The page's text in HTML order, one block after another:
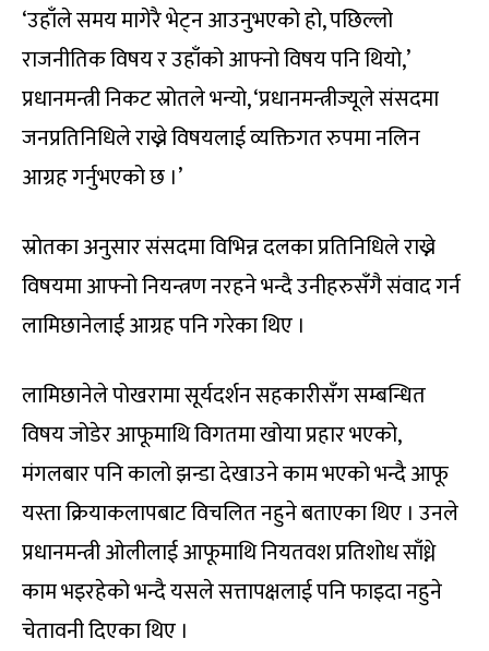
‘उहाँले समय मागेरै भेट्न आउनुभएको हो, पछिल्लो
राजनीतिक विषय र उहाँको आफ्नो विषय पनि थियो,’
प्रधानमन्त्री निकट स्रोतले भन्यो, ‘प्रधानमन्त्रीज्यूले संसदमा
जनप्रतिनिधिले राख्ने विषयलाई व्यक्तिगत रुपमा नलिन
आग्रह गर्नुभएको छ ।’
स्रोतका अनुसार संसदमा विभिन्न दलका प्रतिनिधिले राख्ने
विषयमा आफ्नो नियन्त्रण नरहने भन्दै उनीहरुसँगै संवाद गर्न
लामिछानेलाई आग्रह पनि गरेका थिए ।
लामिछानेले पोखरामा सूर्यदर्शन सहकारीसँग सम्बन्धित
विषय जोडेर आफूमाथि विगतमा खोया प्रहार भएको,
मंगलबार पनि कालो झन्डा देखाउने काम भएको भन्दै आफू
यस्ता क्रियाकलापबाट विचलित नहुने बताएका थिए । उनले
प्रधानमन्त्री ओलीलाई आफूमाथि नियतवश प्रतिशोध साँध्ने
काम भइरहेको भन्दै यसले सत्तापक्षलाई पनि फाइदा नहुने
चेतावनी दिएका थिए ।